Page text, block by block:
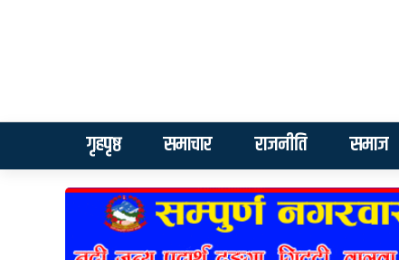
गृहपृष्ठ समाचार राजनीति समाज